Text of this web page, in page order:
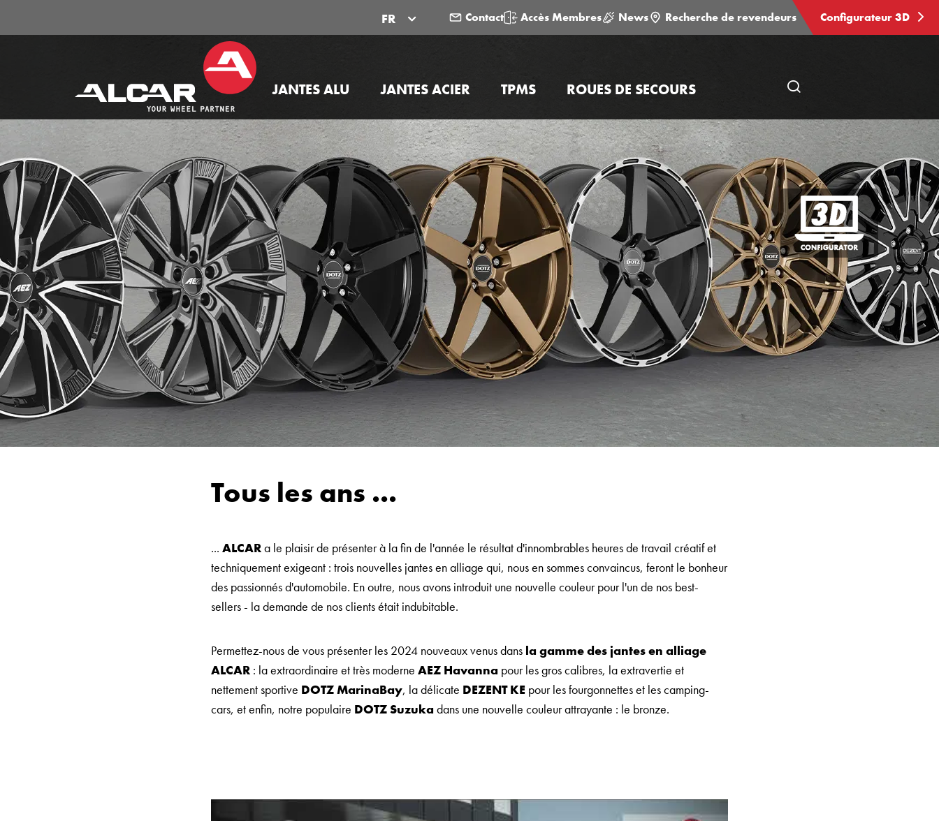
FR Contact Accès Membres News Recherche de revendeurs Configurateur 3D
JANTES ALU JANTES ACIER TPMS ROUES DE SECOURS
une
recherche
Configurateur
3D
Tous les ans ...
... ALCARa le plaisir de présenter à la fin de l'année le résultat d'innombrables heures de travail créatif et
techniquement exigeant : trois nouvelles jantes en alliage qui, nous en sommes convaincus, feront le bonheur
des passionnés d'automobile. En outre, nous avons introduit une nouvelle couleur pour l'un de nos best-
sellers - la demande de nos clients était indubitable.
Permettez-nous de vous présenter les 2024 nouveaux venus dans la gamme des jantes en alliage
ALCAR : la extraordinaire et très moderne AEZ Havanna pour les gros calibres, la extravertie et
nettement sportive DOTZ MarinaBay, la délicate DEZENT KE pour les fourgonnettes et les camping-
cars, et enfin, notre populaire DOTZ Suzukadans une nouvelle couleur attrayante : le bronze.